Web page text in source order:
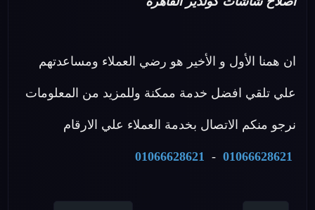
ان همنا الأول و الأخير هو رضي العملاء ومساعدتهم
علي تلقي افضل خدمة ممكنة وللمزيد من المعلومات
نرجو منكم الاتصال بخدمة العملاء علي الارقام
01066628621
-
01066628621